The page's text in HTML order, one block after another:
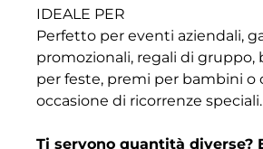
IDEALE PER
Perfetto per eventi aziendali,
promozionali, regali di gruppo,
per feste, premi per bambini o
occasione di ricorrenze speciali.
Ti servono quantità diverse?